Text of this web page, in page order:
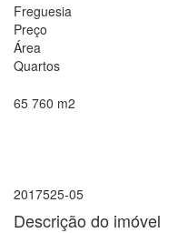
Freguesia
Preço
Área
Quartos
65 760 m2
2017525-05
Descrição do imóvel